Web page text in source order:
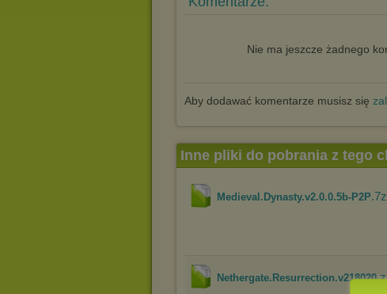
Nie ma jeszcze żadnego
Aby dodawać komentarze musisz się
Inne pliki do pobrania z tego
Medieval.Dynasty.v2.0.0.5b-P2P.7z
Nethergate.Resurrection.v218020